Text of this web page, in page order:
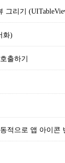
리기
화)
출하기
동적으로 앱 아이콘